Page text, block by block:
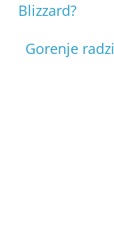
Blizzard?
Gorenje